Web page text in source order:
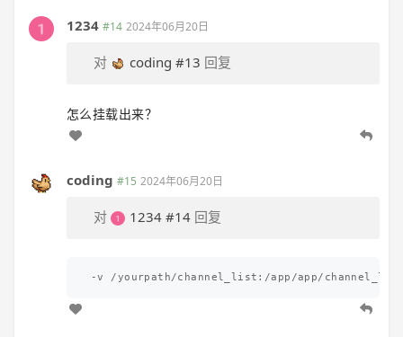
1234 #14 2024年06月20日
对 coding #13 回复
怎么挂载出来？
coding #15 2024年06月20日
对 1234 #14 回复